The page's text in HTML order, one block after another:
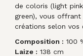
de coloris (light
green), vous
créations selon vos
Composition : 100
Laize : 138 cm